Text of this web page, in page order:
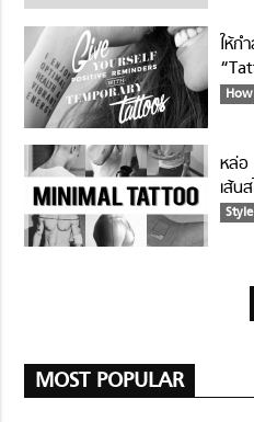
ให้ก
หล่อ
เส้น
Style
MOST POPULAR